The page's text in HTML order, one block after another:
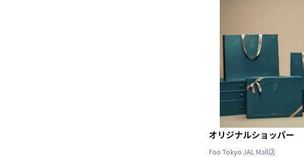
オリジナルショッパー
Foo Tokyo JAL Mall店